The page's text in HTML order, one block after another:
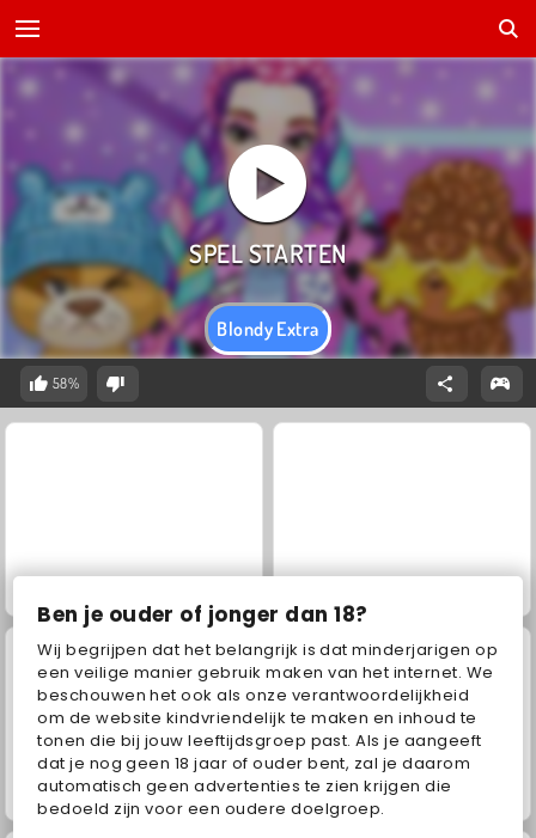
Ben je ouder of jonger dan 18?
Wij begrijpen dat het belangrijk is dat minderjarigen op
een veilige manier gebruik maken van het internet. We
beschouwen het ook als onze verantwoordelijkheid
om de website kindvriendelijk te maken en inhoud te
tonen die bij jouw leeftijdsgroep past. Als je aangeeft
dat je nog geen 18 jaar of ouder bent, zal je daarom
automatisch geen advertenties te zien krijgen die
bedoeld zijn voor een oudere doelgroep.
Blondy Extra
58%
Grand Mahjong Connect Masha and the Bear: Meadows